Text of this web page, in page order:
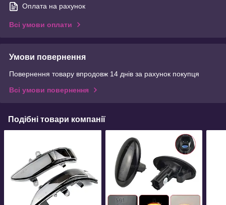
Оплата на рахунок
Всі умови оплати
Умови повернення
Повернення товару впродовж 14 днів за рахунок покупця
Всі умови повернення
Подібні товари компанії